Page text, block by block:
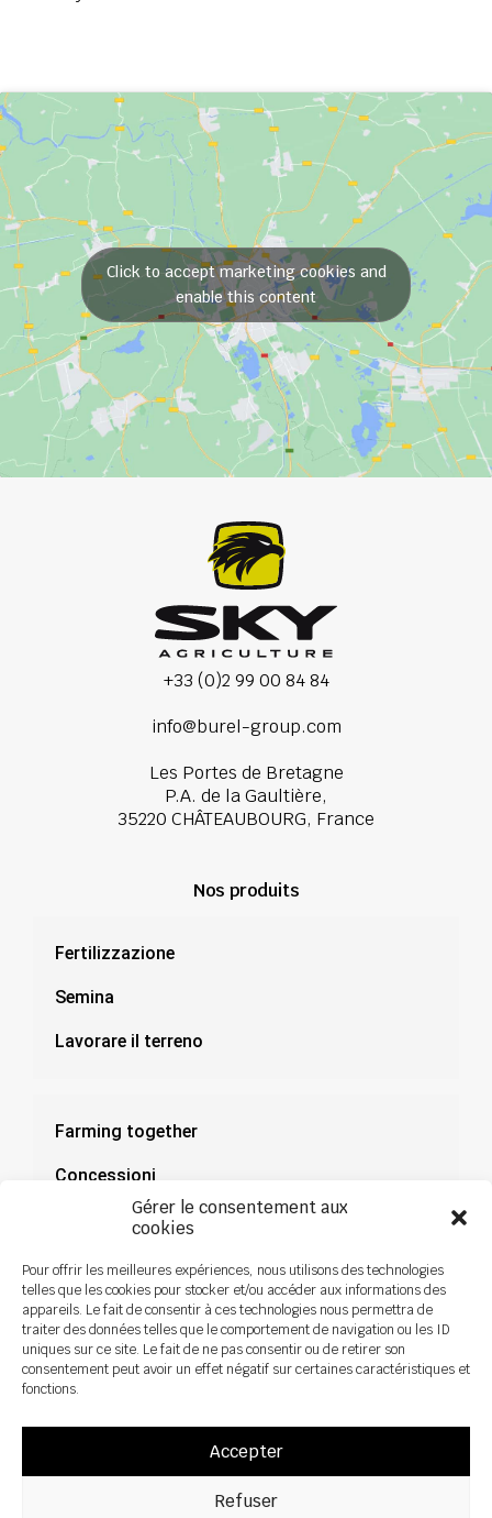
Gérer le consentement aux
cookies
Pour offrir les meilleures expériences, nous utilisons des technologies
telles que les cookies pour stocker et/ou accéder aux informations des
appareils. Le fait de consentir à ces technologies nous permettra de
traiter des données telles que le comportement de navigation ou les ID
uniques sur ce site. Le fait de ne pas consentir ou de retirer son
consentement peut avoir un effet négatif sur certaines caractéristiques et
fonctions.
Accepter
Refuser
Click to accept marketing cookies and
enable this content
+33 (0)2 99 00 84 84
info@burel-group.com
Les Portes de Bretagne
P.A. de la Gaultière,
35220 CHÂTEAUBOURG, France
Nos produits
Fertilizzazione
Semina
Lavorare il terreno
Farming together
Concessioni
Documentazione
Notizie